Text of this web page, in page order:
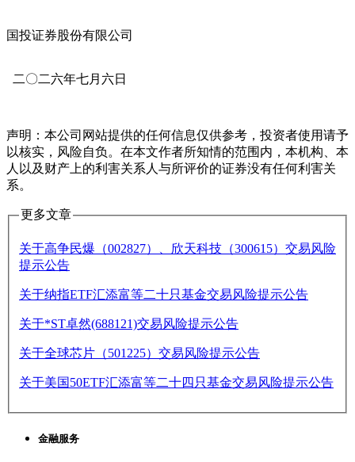
国投证券股份有限公司
二〇二六年七月六日
声明：本公司网站提供的任何信息仅供参考，投资者使用请予
以核实，风险自负。在本文作者所知情的范围内，本机构、本
人以及财产上的利害关系人与所评价的证券没有任何利害关
系。
更多文章
关于高争民爆（002827）、欣天科技（300615）交易风险
提示公告
关于纳指ETF汇添富等二十只基金交易风险提示公告
关于*ST卓然(688121)交易风险提示公告
关于全球芯片（501225）交易风险提示公告
关于美国50ETF汇添富等二十四只基金交易风险提示公告
金融服务